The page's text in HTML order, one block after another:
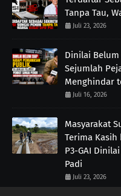
Tanpa Tau,
Juli 23, 2026
Dinilai
Sejumlah
Menghindar
Juli 16, 2026
Masyarakat
Terima
P3-GAI
Padi
Juli 23, 2026